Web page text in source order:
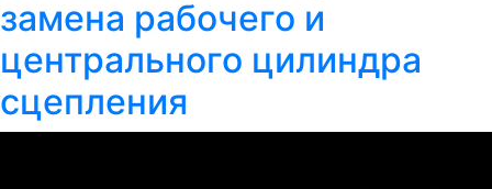
замена рабочего и
центрального цилиндра
сцепления